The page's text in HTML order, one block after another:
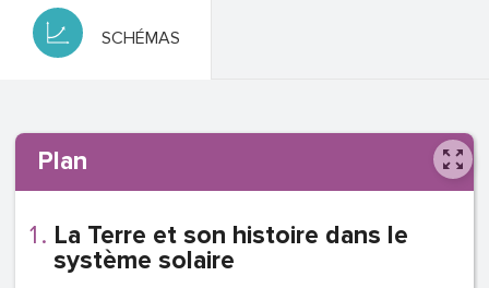
SCHÉMAS
Plan
La Terre et son histoire dans le
système solaire